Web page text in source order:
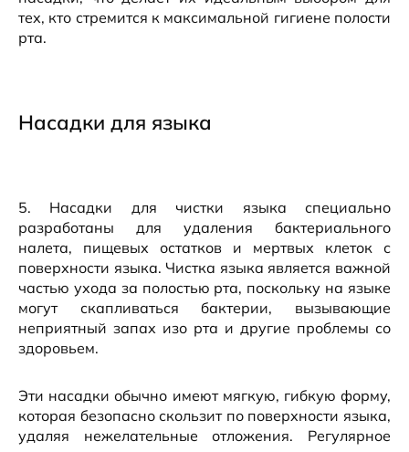
тех, кто стремится к максимальной гигиене полости
рта.
Насадки для языка
5. Насадки для чистки языка специально
разработаны для удаления бактериального
налета, пищевых остатков и мертвых клеток с
поверхности языка. Чистка языка является важной
частью ухода за полостью рта, поскольку на языке
могут скапливаться бактерии, вызывающие
неприятный запах изо рта и другие проблемы со
здоровьем.
Эти насадки обычно имеют мягкую, гибкую форму,
которая безопасно скользит по поверхности языка,
удаляя нежелательные отложения. Регулярное